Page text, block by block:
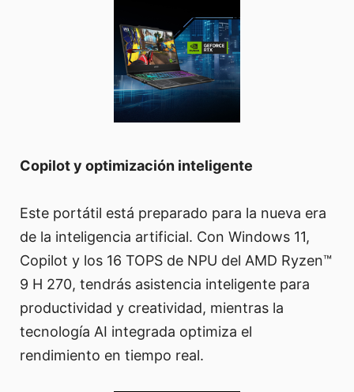
Copilot y optimización inteligente
Este portátil está preparado para la nueva era
de la inteligencia artificial. Con Windows 11,
Copilot y los 16 TOPS de NPU del AMD Ryzen™
9 H 270, tendrás asistencia inteligente para
productividad y creatividad, mientras la
tecnología AI integrada optimiza el
rendimiento en tiempo real.